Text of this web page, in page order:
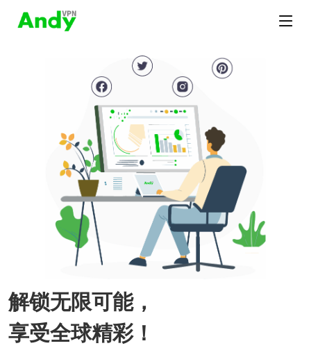
解锁无限可能，
享受全球精彩！